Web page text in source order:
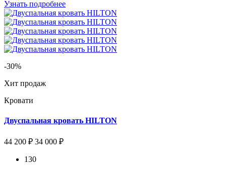
Узнать подробнее
-30%
Хит продаж
Кровати
Двуспальная кровать HILTON
44 200 ₽ 34 000 ₽
130